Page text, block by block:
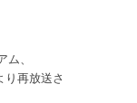
、
再放送さ